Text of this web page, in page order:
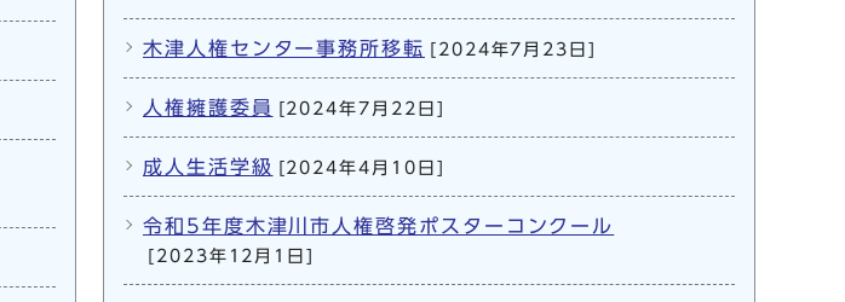
木津人権センター事務所移転 [2024年7月23日]
人権擁護委員 [2024年7月22日]
成人生活学級 [2024年4月10日]
令和5年度木津川市人権啓発ポスターコンクール
[2023年12月1日]